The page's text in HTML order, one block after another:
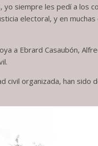
siempre les pedí a los
electoral, y en
a Ebrard Casaubón,
civil organizada, han